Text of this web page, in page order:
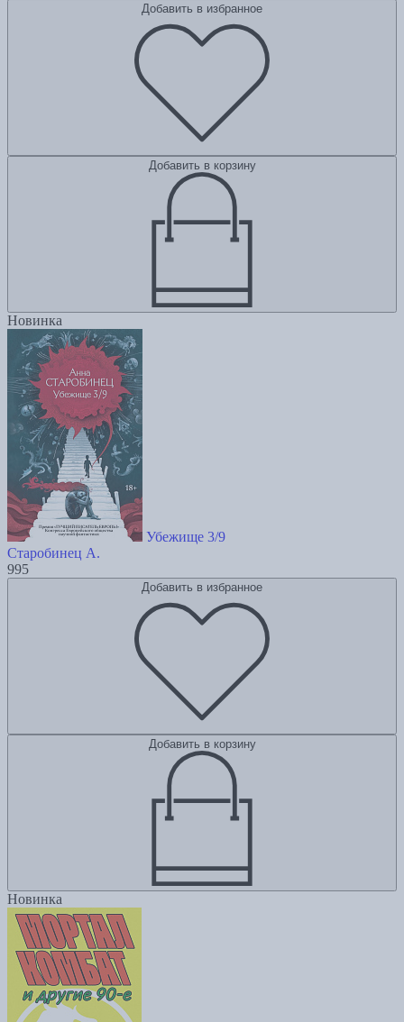
Добавить в избранное
Добавить в корзину
Новинка
Убежище 3/9
Старобинец А.
995
Добавить в избранное
Добавить в корзину
Новинка